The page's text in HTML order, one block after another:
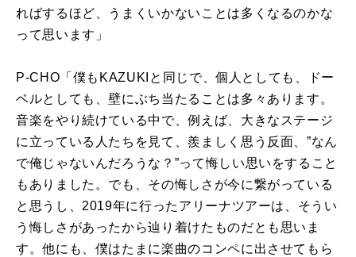
ればするほど、うまくいかないことは多くなるのかな
って思います」
P-CHO「僕もKAZUKIと同じで、個人としても、ドー
ベルとしても、壁にぶち当たることは多々あります。
音楽をやり続けている中で、例えば、大きなステージ
に立っている人たちを見て、羨ましく思う反面、”なん
で俺じゃないんだろうな？”って悔しい思いをすること
もありました。でも、その悔しさが今に繋がっている
と思うし、2019年に行ったアリーナツアーは、そうい
う悔しさがあったから辿り着けたものだとも思いま
す。他にも、僕はたまに楽曲のコンペに出させてもら